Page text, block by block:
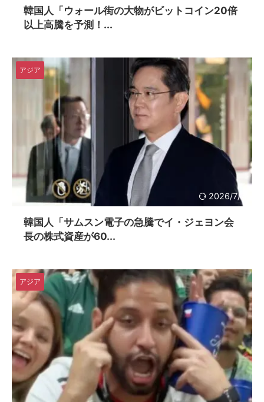
韓国人「ウォール街の大物がビットコイン20倍
以上高騰を予測！...
2026/7/7
アジア
韓国人「サムスン電子の急騰でイ・ジェヨン会
長の株式資産が60...
アジア